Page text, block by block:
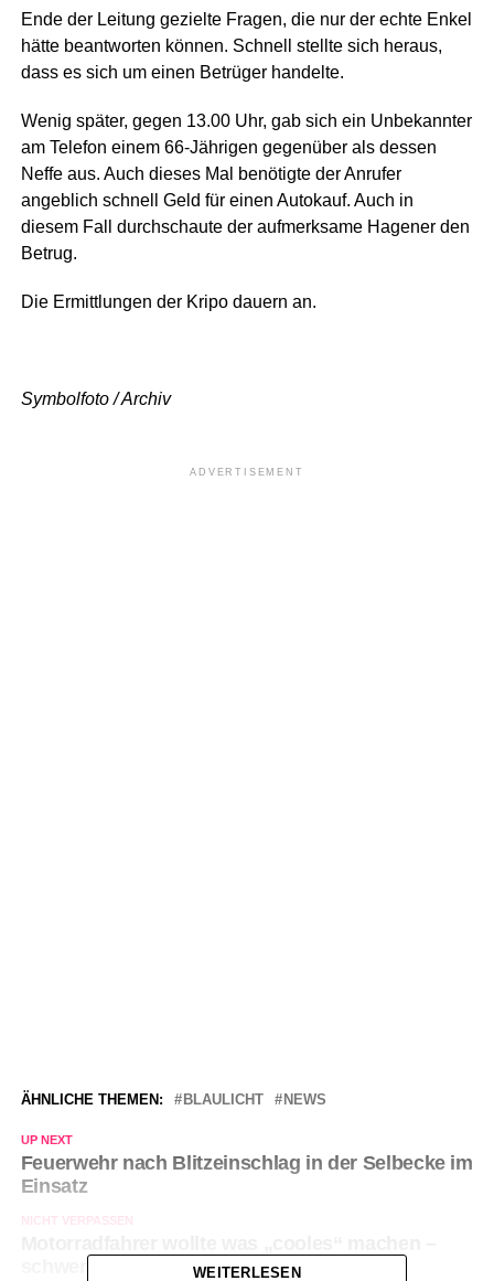
Ende der Leitung gezielte Fragen, die nur der echte Enkel
hätte beantworten können. Schnell stellte sich heraus,
dass es sich um einen Betrüger handelte.
Wenig später, gegen 13.00 Uhr, gab sich ein Unbekannter
am Telefon einem 66-Jährigen gegenüber als dessen
Neffe aus. Auch dieses Mal benötigte der Anrufer
angeblich schnell Geld für einen Autokauf. Auch in
diesem Fall durchschaute der aufmerksame Hagener den
Betrug.
Die Ermittlungen der Kripo dauern an.
Symbolfoto / Archiv
ADVERTISEMENT
ÄHNLICHE THEMEN: BLAULICHT NEWS
UP NEXT
Feuerwehr nach Blitzeinschlag in der Selbecke im
Einsatz
NICHT VERPASSEN
WEITERLESEN